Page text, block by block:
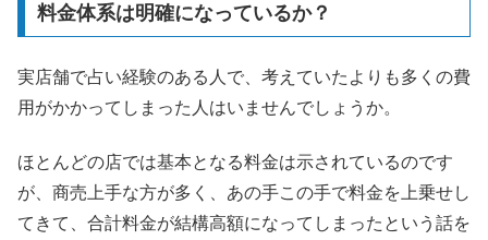
料金体系は明確になっているか？
実店舗で占い経験のある人で、考えていたよりも多くの費
用がかかってしまった人はいませんでしょうか。
ほとんどの店では基本となる料金は示されているのです
が、商売上手な方が多く、あの手この手で料金を上乗せし
てきて、合計料金が結構高額になってしまったという話を